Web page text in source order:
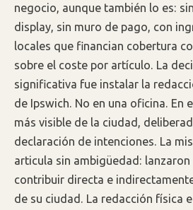
negocio, aunque también lo es:
display, sin muro de pago, con
locales que financian cobertura
sobre el coste por artículo. La
significativa fue instalar la
de Ipswich. No en una oficina. En
más visible de la ciudad,
declaración de intenciones. La
articula sin ambigüedad: lanzaron
contribuir directa e
de su ciudad. La redacción física